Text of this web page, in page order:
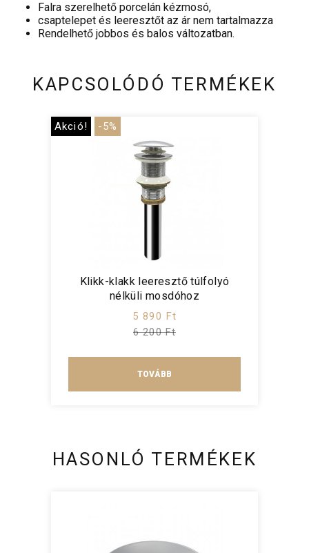
Falra szerelhető porcelán kézmosó,
csaptelepet és leeresztőt az ár nem tartalmazza
Rendelhető jobbos és balos változatban.
KAPCSOLÓDÓ TERMÉKEK
Akció! -5%
Klikk-klakk leeresztő túlfolyó
nélküli mosdóhoz
5 890 Ft
6 200 Ft
TOVÁBB
HASONLÓ TERMÉKEK